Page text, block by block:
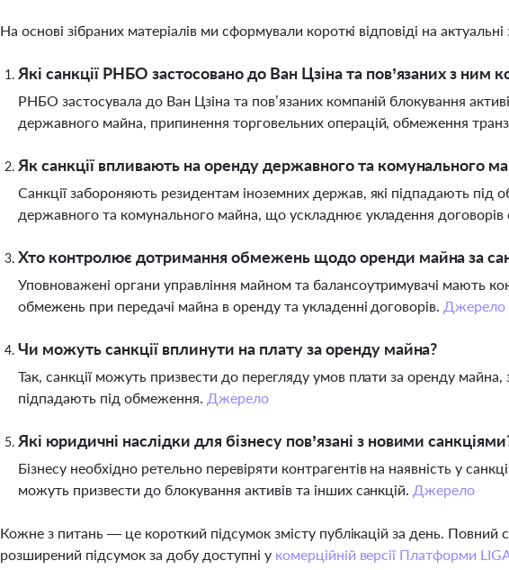
На основі зібраних матеріалів ми сформували короткі відповіді на
Які санкції РНБО застосовано до Ван Цзіна та пов’язаних з ним
РНБО застосувала до Ван Цзіна та пов’язаних компаній блокування
державного майна, припинення торговельних операцій, обмеження
Як санкції впливають на оренду державного та комунального
Санкції забороняють резидентам іноземних держав, які підпадають під
державного та комунального майна, що ускладнює укладення договорів
Хто контролює дотримання обмежень щодо оренди майна за
Уповноважені органи управління майном та балансоутримувачі мають
обмежень при передачі майна в оренду та укладенні договорів. Джерело
Чи можуть санкції вплинути на плату за оренду майна?
Так, санкції можуть призвести до перегляду умов плати за оренду
підпадають під обмеження. Джерело
Які юридичні наслідки для бізнесу пов’язані з новими
Бізнесу необхідно ретельно перевіряти контрагентів на наявність у
можуть призвести до блокування активів та інших санкцій. Джерело
Кожне з питань — це короткий підсумок змісту публікацій за день.
розширений підсумок за добу доступні у комерційній версії Платформи